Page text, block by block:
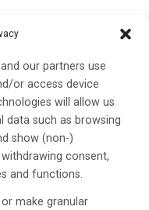
our partners use
or access device
will allow us
data such as browsing
show (non-)
consent,
and functions.
make granular